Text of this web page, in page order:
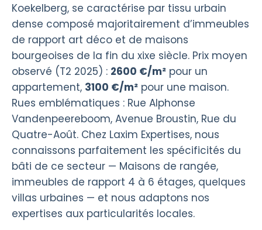
Koekelberg, se caractérise par tissu urbain
dense composé majoritairement d’immeubles
de rapport art déco et de maisons
bourgeoises de la fin du xixe siècle. Prix moyen
observé (T2 2025) : 2600 €/m² pour un
appartement, 3100 €/m² pour une maison.
Rues emblématiques : Rue Alphonse
Vandenpeereboom, Avenue Broustin, Rue du
Quatre-Août. Chez Laxim Expertises, nous
connaissons parfaitement les spécificités du
bâti de ce secteur — Maisons de rangée,
immeubles de rapport 4 à 6 étages, quelques
villas urbaines — et nous adaptons nos
expertises aux particularités locales.